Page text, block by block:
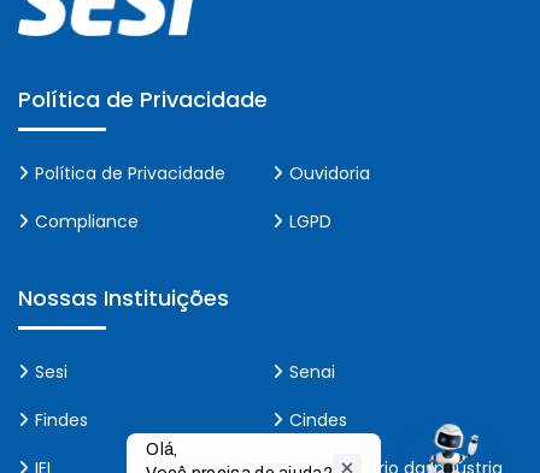
Política de Privacidade
Política de Privacidade
Ouvidoria
Compliance
LGPD
Nossas Instituições
Sesi
Senai
Findes
Cindes
IEL
Observatório da Indústria
Olá,